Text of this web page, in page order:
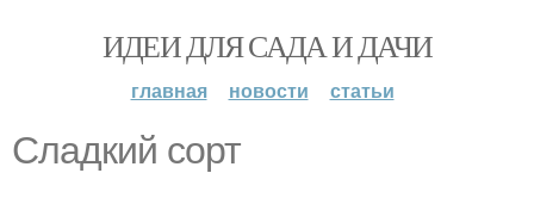
ИДЕИ ДЛЯ САДА И ДАЧИ
главная новости статьи
Сладкий сорт